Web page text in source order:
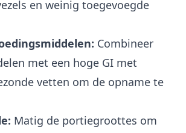
en weinig toegevoegde
Combineer
met een hoge GI met
vetten om de opname te
Matig de portiegroottes om